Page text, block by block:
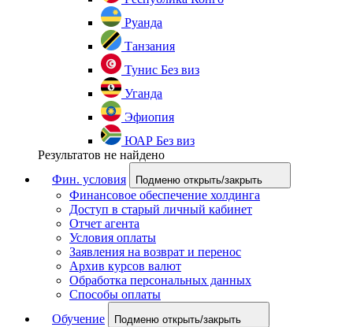
Руанда
Танзания
Тунис Без виз
Уганда
Эфиопия
ЮАР Без виз
Результатов не найдено
Фин. условия
Подменю открыть/закрыть
Финансовое обеспечение холдинга
Доступ в старый личный кабинет
Отчет агента
Условия оплаты
Заявления на возврат и перенос
Архив курсов валют
Обработка персональных данных
Способы оплаты
Обучение
Подменю открыть/закрыть